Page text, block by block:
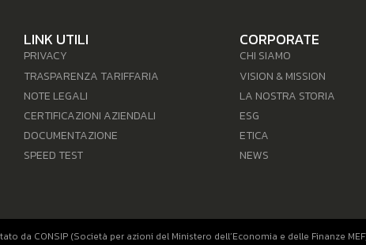
LINK UTILI
PRIVACY
TRASPARENZA TARIFFARIA
NOTE LEGALI
CERTIFICAZIONI AZIENDALI
DOCUMENTAZIONE
SPEED TEST
CORPORATE
CHI SIAMO
VISION & MISSION
LA NOSTRA STORIA
ESG
ETICA
NEWS
da CONSIP (Società per azioni del Ministero dell’Economia e delle Finanze